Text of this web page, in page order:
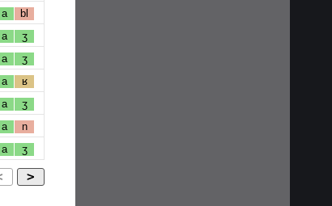
a bl
a ʒ
a ʒ
a ʁ
a ʒ
a n
a ʒ